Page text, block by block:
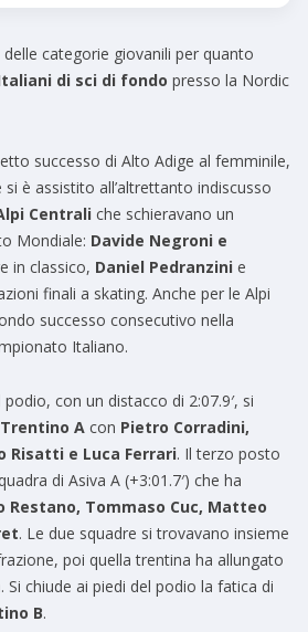
categorie giovanili per quanto
di sci di fondo presso la Nordic
successo di Alto Adige al femminile,
è assistito all’altrettanto indiscusso
Centrali che schieravano un
Mondiale: Davide Negroni e
in classico, Daniel Pedranzini e
finali a skating. Anche per le Alpi
successo consecutivo nella
Italiano.
con un distacco di 2:07.9′, si
Trentino A con Pietro Corradini,
Risatti e Luca Ferrari. Il terzo posto
di Asiva A (+3:01.7′) che ha
Restano, Tommaso Cuc, Matteo
. Le due squadre si trovavano insieme
poi quella trentina ha allungato
Si chiude ai piedi del podio la fatica di
B.